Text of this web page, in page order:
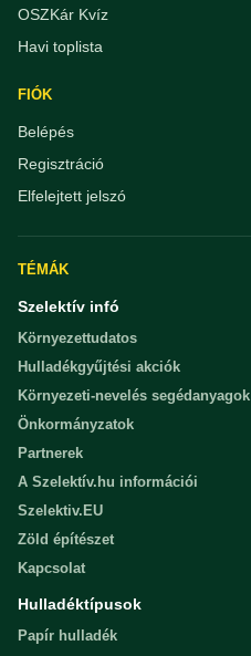
OSZKár Kvíz
Havi toplista
FIÓK
Belépés
Regisztráció
Elfelejtett jelszó
TÉMÁK
Szelektív infó
Környezettudatos
Hulladékgyűjtési akciók
Környezeti-nevelés segédanyagok
Önkormányzatok
Partnerek
A Szelektív.hu információi
Szelektiv.EU
Zöld építészet
Kapcsolat
Hulladéktípusok
Papír hulladék